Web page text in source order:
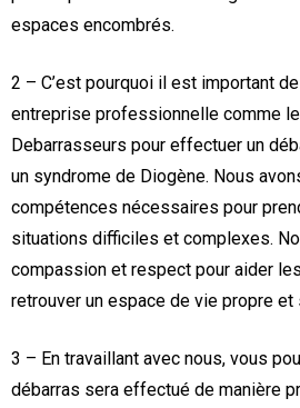
espaces encombrés.
2 – C’est pourquoi il est important
entreprise professionnelle comme
Debarrasseurs pour effectuer un
un syndrome de Diogène. Nous
compétences nécessaires pour
situations difficiles et complexes.
compassion et respect pour aider
retrouver un espace de vie propre et
3 – En travaillant avec nous, vous
débarras sera effectué de manière